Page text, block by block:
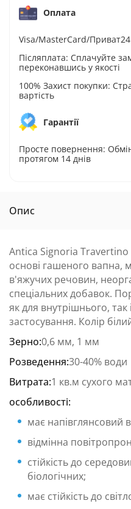
Оплата
Visa/MasterCard/Приват24
Післяплата: Сплачуйте
переконавшись у якості
100% Захист покупки:
вартість
Гарантії
Просте повернення:
протягом 14 днів
Опис
Antica Signoria Travertino
основі гашеного
в'яжучих речовин,
спеціальних добавок.
як для внутрішнього, так
застосування. Колір
Зерно:0,6 мм, 1 мм
Розведення:30-40% води
Витрата:1 кв.м сухого
особливості:
має напівглянсовий
відмінна
стійкість до
біологічних;
має стійкість до